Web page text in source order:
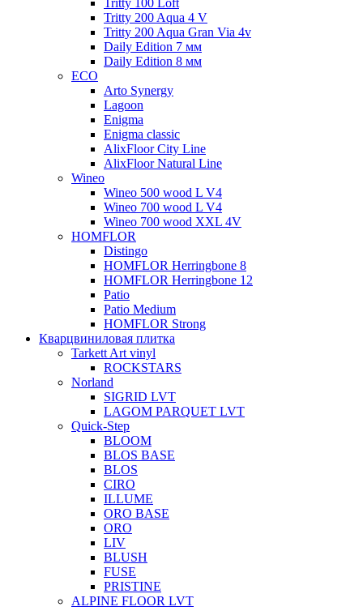
Tritty 200 Aqua 4 V
Tritty 200 Aqua Gran Via 4v
Daily Edition 7 мм
Daily Edition 8 мм
ECO
Arto Synergy
Lagoon
Enigma
Enigma classic
AlixFloor City Line
AlixFloor Natural Line
Wineo
Wineo 500 wood L V4
Wineo 700 wood L V4
Wineo 700 wood XXL 4V
HOMFLOR
Distingo
HOMFLOR Herringbone 8
HOMFLOR Herringbone 12
Patio
Patio Medium
HOMFLOR Strong
Кварцвиниловая плитка
Tarkett Art vinyl
ROCKSTARS
Norland
SIGRID LVT
LAGOM PARQUET LVT
Quick-Step
BLOOM
BLOS BASE
BLOS
CIRO
ILLUME
ORO BASE
ORO
LIV
BLUSH
FUSE
PRISTINE
ALPINE FLOOR LVT